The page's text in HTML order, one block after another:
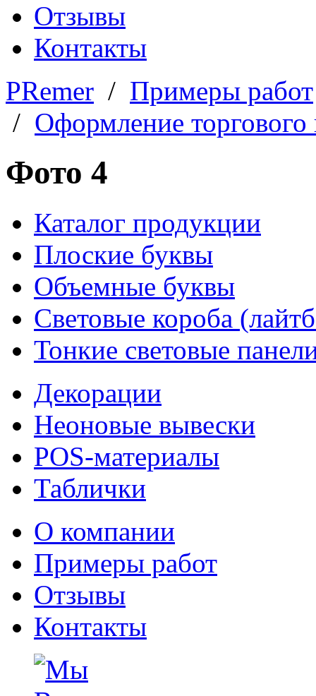
Отзывы
Контакты
PRemer / Примеры работ
/ Оформление
Фото 4
Каталог продукции
Плоские буквы
Объемные буквы
Световые короба
Тонкие световые
Декорации
Неоновые вывески
POS-материалы
Таблички
О компании
Примеры работ
Отзывы
Контакты